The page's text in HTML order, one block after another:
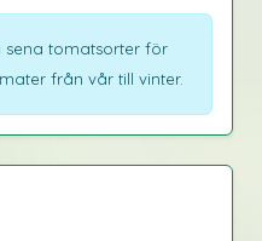
sena tomatsorter för
från vår till vinter.